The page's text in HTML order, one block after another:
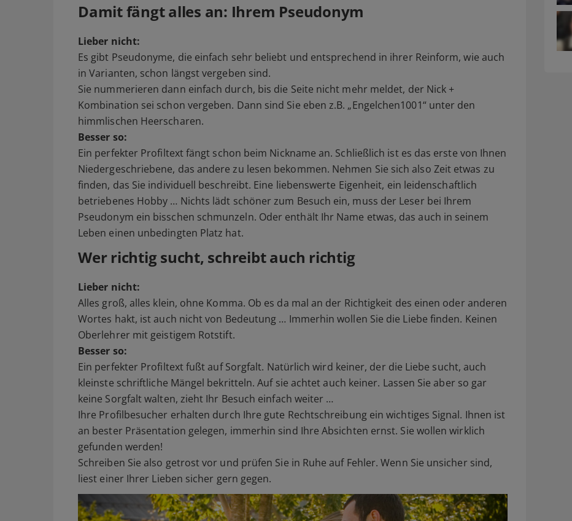
Damit fängt alles an: Ihrem Pseudonym
Lieber nicht:
Es gibt Pseudonyme, die einfach sehr beliebt und entsprechend in ihrer Reinform, wie auch
in Varianten, schon längst vergeben sind.
Sie nummerieren dann einfach durch, bis die Seite nicht mehr meldet, der Nick +
Kombination sei schon vergeben. Dann sind Sie eben z.B. „Engelchen1001“ unter den
himmlischen Heerscharen.
Besser so:
Ein perfekter Profiltext fängt schon beim Nickname an. Schließlich ist es das erste von Ihnen
Niedergeschriebene, das andere zu lesen bekommen. Nehmen Sie sich also Zeit etwas zu
finden, das Sie individuell beschreibt. Eine liebenswerte Eigenheit, ein leidenschaftlich
betriebenes Hobby … Nichts lädt schöner zum Besuch ein, muss der Leser bei Ihrem
Pseudonym ein bisschen schmunzeln. Oder enthält Ihr Name etwas, das auch in seinem
Leben einen unbedingten Platz hat.
Wer richtig sucht, schreibt auch richtig
Lieber nicht:
Alles groß, alles klein, ohne Komma. Ob es da mal an der Richtigkeit des einen oder anderen
Wortes hakt, ist auch nicht von Bedeutung … Immerhin wollen Sie die Liebe finden. Keinen
Oberlehrer mit geistigem Rotstift.
Besser so:
Ein perfekter Profiltext fußt auf Sorgfalt. Natürlich wird keiner, der die Liebe sucht, auch
kleinste schriftliche Mängel bekritteln. Auf sie achtet auch keiner. Lassen Sie aber so gar
keine Sorgfalt walten, zieht Ihr Besuch einfach weiter …
Ihre Profilbesucher erhalten durch Ihre gute Rechtschreibung ein wichtiges Signal. Ihnen ist
an bester Präsentation gelegen, immerhin sind Ihre Absichten ernst. Sie wollen wirklich
gefunden werden!
Schreiben Sie also getrost vor und prüfen Sie in Ruhe auf Fehler. Wenn Sie unsicher sind,
liest einer Ihrer Lieben sicher gern gegen.